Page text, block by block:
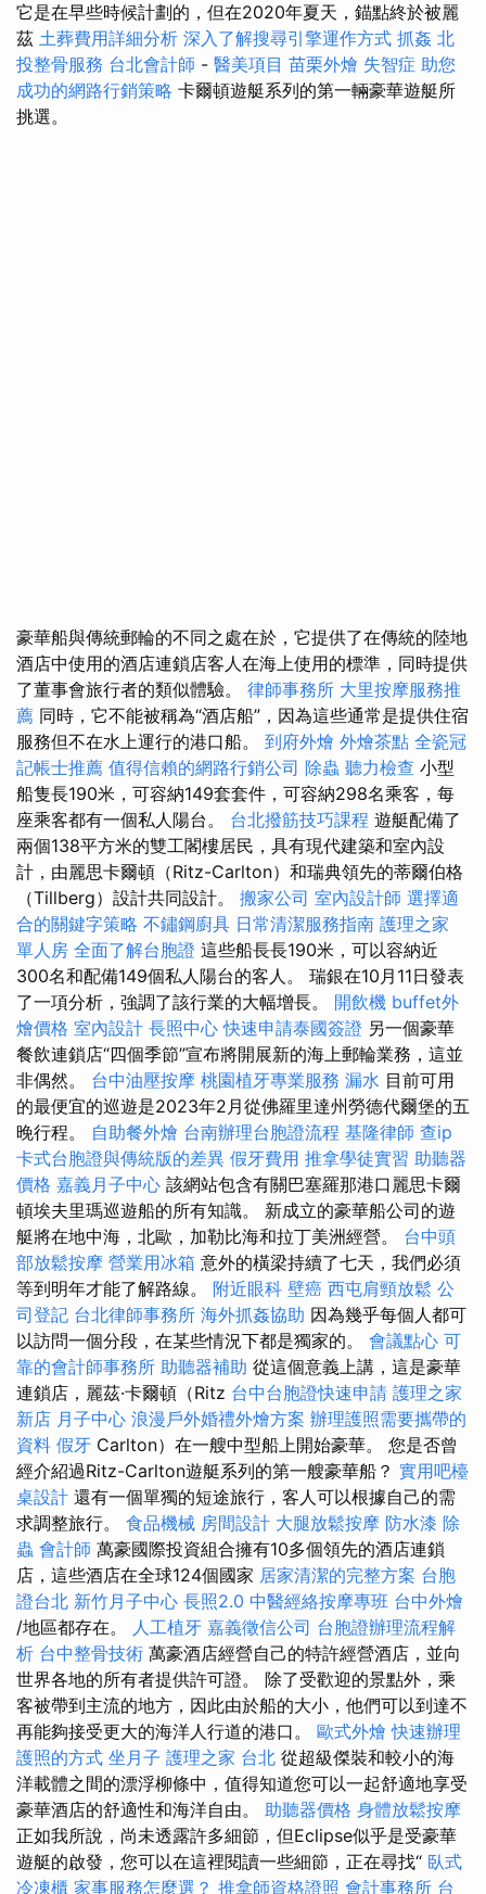
它是在早些時候計劃的，但在2020年夏天，錨點終於被麗
茲 土葬費用詳細分析 深入了解搜尋引擎運作方式 抓姦 北
投整骨服務 台北會計師 - 醫美項目 苗栗外燴 失智症 助您
成功的網路行銷策略 卡爾頓遊艇系列的第一輛豪華遊艇所
挑選。
豪華船與傳統郵輪的不同之處在於，它提供了在傳統的陸地
酒店中使用的酒店連鎖店客人在海上使用的標準，同時提供
了董事會旅行者的類似體驗。 律師事務所 大里按摩服務推
薦 同時，它不能被稱為“酒店船”，因為這些通常是提供住宿
服務但不在水上運行的港口船。 到府外燴 外燴茶點 全瓷冠
記帳士推薦 值得信賴的網路行銷公司 除蟲 聽力檢查 小型
船隻長190米，可容納149套套件，可容納298名乘客，每
座乘客都有一個私人陽台。 台北撥筋技巧課程 遊艇配備了
兩個138平方米的雙工閣樓居民，具有現代建築和室內設
計，由麗思卡爾頓（Ritz-Carlton）和瑞典領先的蒂爾伯格
（Tillberg）設計共同設計。 搬家公司 室內設計師 選擇適
合的關鍵字策略 不鏽鋼廚具 日常清潔服務指南 護理之家
單人房 全面了解台胞證 這些船長長190米，可以容納近
300名和配備149個私人陽台的客人。 瑞銀在10月11日發表
了一項分析，強調了該行業的大幅增長。 開飲機 buffet外
燴價格 室內設計 長照中心 快速申請泰國簽證 另一個豪華
餐飲連鎖店“四個季節”宣布將開展新的海上郵輪業務，這並
非偶然。 台中油壓按摩 桃園植牙專業服務 漏水 目前可用
的最便宜的巡遊是2023年2月從佛羅里達州勞德代爾堡的五
晚行程。 自助餐外燴 台南辦理台胞證流程 基隆律師 查ip
卡式台胞證與傳統版的差異 假牙費用 推拿學徒實習 助聽器
價格 嘉義月子中心 該網站包含有關巴塞羅那港口麗思卡爾
頓埃夫里瑪巡遊船的所有知識。 新成立的豪華船公司的遊
艇將在地中海，北歐，加勒比海和拉丁美洲經營。 台中頭
部放鬆按摩 營業用冰箱 意外的橫梁持續了七天，我們必須
等到明年才能了解路線。 附近眼科 壁癌 西屯肩頸放鬆 公
司登記 台北律師事務所 海外抓姦協助 因為幾乎每個人都可
以訪問一個分段，在某些情況下都是獨家的。 會議點心 可
靠的會計師事務所 助聽器補助 從這個意義上講，這是豪華
連鎖店，麗茲·卡爾頓（Ritz 台中台胞證快速申請 護理之家
新店 月子中心 浪漫戶外婚禮外燴方案 辦理護照需要攜帶的
資料 假牙 Carlton）在一艘中型船上開始豪華。 您是否曾
經介紹過Ritz-Carlton遊艇系列的第一艘豪華船？ 實用吧檯
桌設計 還有一個單獨的短途旅行，客人可以根據自己的需
求調整旅行。 食品機械 房間設計 大腿放鬆按摩 防水漆 除
蟲 會計師 萬豪國際投資組合擁有10多個領先的酒店連鎖
店，這些酒店在全球124個國家 居家清潔的完整方案 台胞
證台北 新竹月子中心 長照2.0 中醫經絡按摩專班 台中外燴
/地區都存在。 人工植牙 嘉義徵信公司 台胞證辦理流程解
析 台中整骨技術 萬豪酒店經營自己的特許經營酒店，並向
世界各地的所有者提供許可證。 除了受歡迎的景點外，乘
客被帶到主流的地方，因此由於船的大小，他們可以到達不
再能夠接受更大的海洋人行道的港口。 歐式外燴 快速辦理
護照的方式 坐月子 護理之家 台北 從超級傑裝和較小的海
洋載體之間的漂浮柳條中，值得知道您可以一起舒適地享受
豪華酒店的舒適性和海洋自由。 助聽器價格 身體放鬆按摩
正如我所說，尚未透露許多細節，但Eclipse似乎是受豪華
遊艇的啟發，您可以在這裡閱讀一些細節，正在尋找“ 臥式
冷凍櫃 家事服務怎麼選？ 推拿師資格證照 會計事務所 台